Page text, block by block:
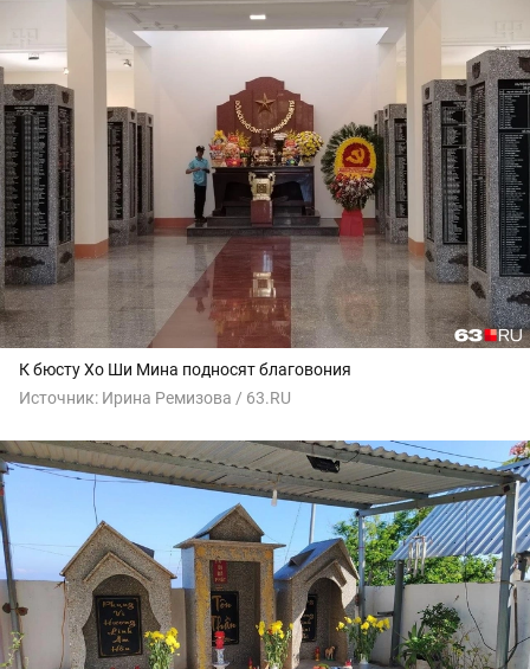
К бюсту Хо Ши Мина подносят благовония
Источник: Ирина Ремизова / 63.RU